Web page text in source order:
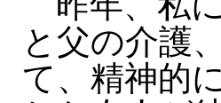
と父の介護
て、精神的